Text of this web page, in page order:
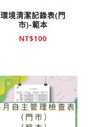
環境清潔記錄表(門
市)-範本
NT$100